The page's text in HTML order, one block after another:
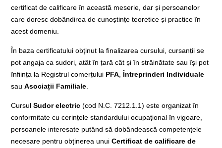
certificat de calificare în această meserie, dar și persoanelor
care doresc dobândirea de cunoștințe teoretice și practice în
acest domeniu.
În baza certificatului obținut la finalizarea cursului, cursanții se
pot angaja ca sudori, atât în țară cât și în străinătate sau își pot
înființa la Registrul comerțului PFA Întreprinderi Individuale
sauAsociații Familiale
CursulSudor electric (cod N.C. 7212.1.1) este organizat în
conformitate cu cerințele standardului ocupațional în vigoare,
persoanele interesate putând să dobândească competențele
necesare pentru obținerea unuiCertificat de calificare de